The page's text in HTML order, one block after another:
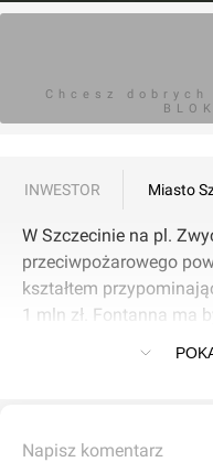
Chcesz
INWESTOR Miasto
W Szczecinie na pl.
przeciwpożarowego
kształtem
1 mln zł. Fontanna ma
mieszkańców
Napisz komentarz